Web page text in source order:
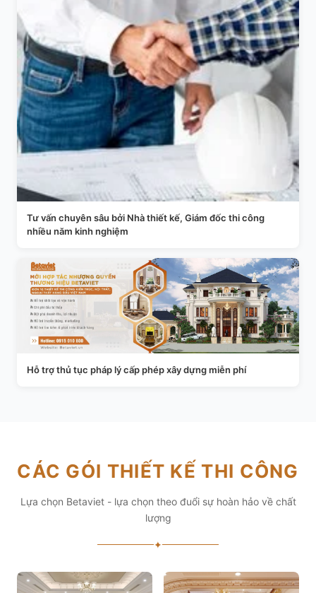
Tư vấn chuyên sâu bởi Nhà thiết kế, Giám đốc thi công
nhiều năm kinh nghiệm
Hỗ trợ thủ tục pháp lý cấp phép xây dựng miễn phí
CÁC GÓI THIẾT KẾ THI CÔNG
Lựa chọn Betaviet - lựa chọn theo đuổi sự hoàn hảo về chất
lượng
✦